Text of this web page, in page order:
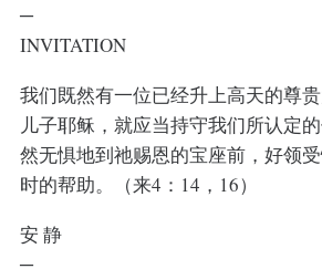
─
INVITATION
我们既然有一位已经升上高天的尊
儿子耶稣，就应当持守我们所认定
然无惧地到祂赐恩的宝座前，好领
时的帮助。（来4：14，16）
安 静